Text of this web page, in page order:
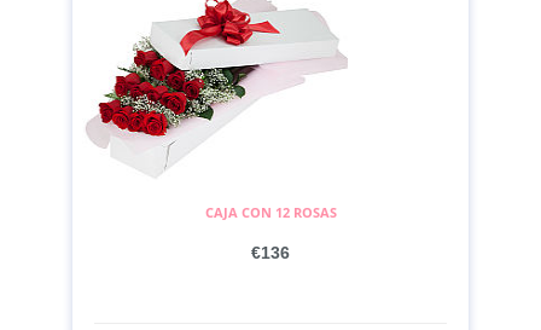
CAJA CON 12 ROSAS
€136